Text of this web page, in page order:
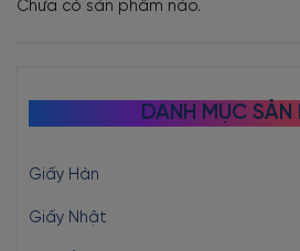
Chưa có sản phẩm nào.
DANH MỤC SẢN
Giấy Hàn
Giấy Nhật